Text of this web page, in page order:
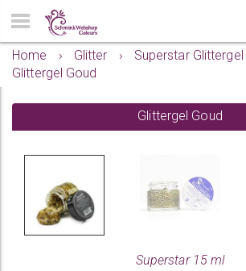
Home
› Glitter › Superstar Glittergel
Glittergel Goud
Glittergel Goud
Superstar 15 ml